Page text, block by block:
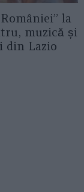
la
muzică și
din Lazio